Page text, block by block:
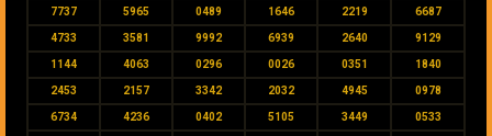
7737 5965 0489 1646 2219 6687
4733 3581 9992 6939 2640 9129
1144 4063 0296 0026 0351 1840
2453 2157 3342 2032 4945 0978
6734 4236 0402 5105 3449 0533